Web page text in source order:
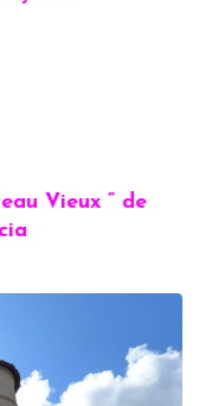
Vieux ” de